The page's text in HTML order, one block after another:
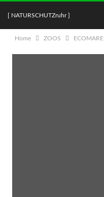
[ NATURSCHUTZruhr ]
Home ZOOS ECOMARE